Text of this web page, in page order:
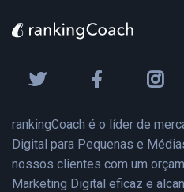
rankingCoach é o líder de
Digital para Pequenas e
nossos clientes com um
Marketing Digital eficaz e